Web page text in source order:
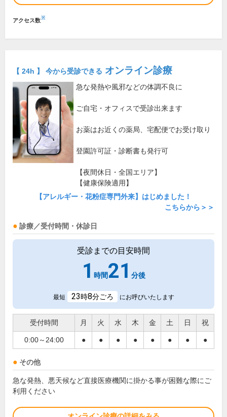
アクセス数※
【 24h 】 今から受診できる オンライン診療
急な発熱や風邪などの体調不良に
ご自宅・オフィスで受診出来ます
お薬はお近くの薬局、宅配便でお受け取り
登園許可証・診断書も発行可
【夜間休日・全国エリア】
【健康保険適用】
【アレルギー・花粉症専門外来】はじめました！
こちらから＞＞
診療／受付時間・休診日
受診までの目安時間
1 時間21 分後
最短 23時8分ごろ にお呼びいたします
受付時間 月 火 水 木 金 土 日 祝
0:00～24:00 ● ● ● ● ● ● ● ●
その他
急な発熱、悪天候など直接医療機関に掛かる事が困難な際にご
利用ください